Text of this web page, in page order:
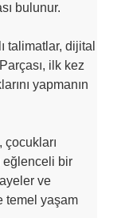
bulunur.
talimatlar, dijital
ilk kez
yapmanın
eğlenceli bir
ve
temel yaşam